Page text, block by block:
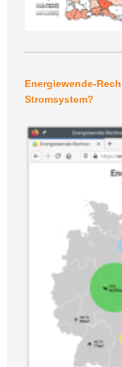
Energiewende-
Stromsystem?